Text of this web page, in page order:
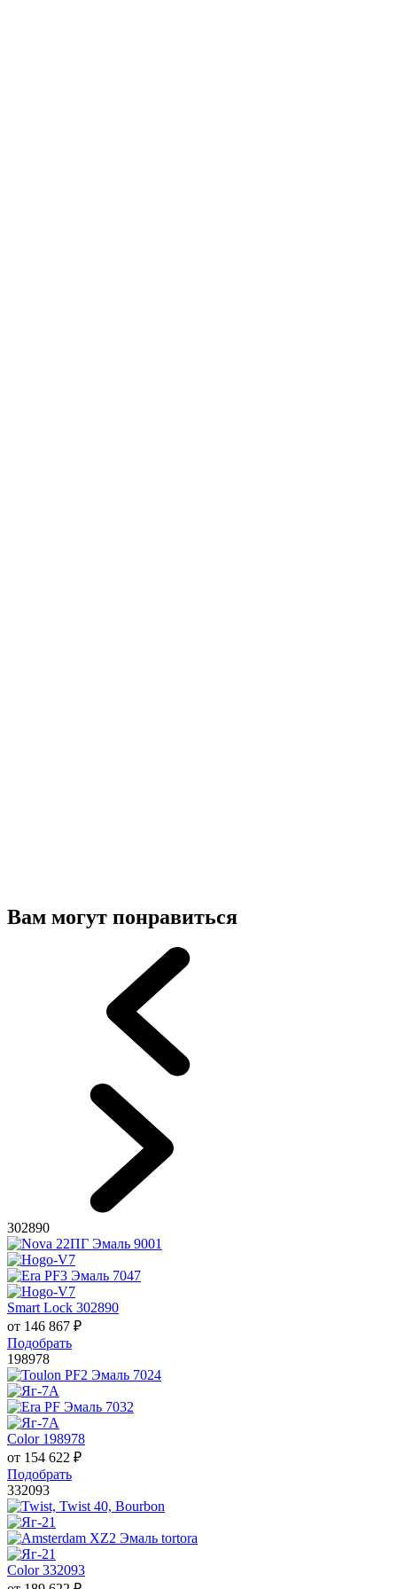
Вам могут понравиться
302890
Smart Lock 302890
от 146 867 ₽
Подобрать
198978
Color 198978
от 154 622 ₽
Подобрать
332093
Color 332093